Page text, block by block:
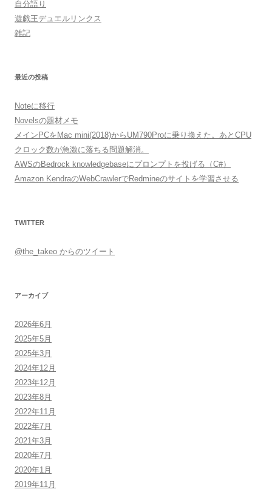
自分語り
遊戯王デュエルリンクス
雑記
最近の投稿
Noteに移行
Novelsの題材メモ
メインPCをMac mini(2018)からUM790Proに乗り換えた。あとCPU
クロック数が急激に落ちる問題解消。
AWSのBedrock knowledgebaseにプロンプトを投げる（C#）
Amazon KendraのWebCrawlerでRedmineのサイトを学習させる
TWITTER
@the_takeo からのツイート
アーカイブ
2026年6月
2025年5月
2025年3月
2024年12月
2023年12月
2023年8月
2022年11月
2022年7月
2021年3月
2020年7月
2020年1月
2019年11月